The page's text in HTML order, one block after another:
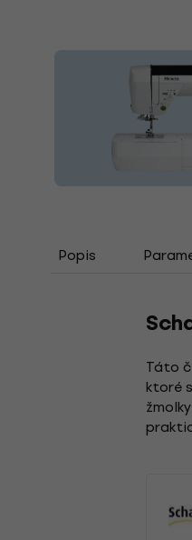
Popis
Táto
ktoré